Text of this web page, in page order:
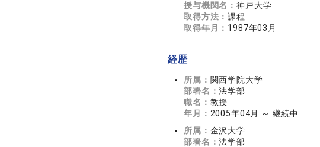
授与機関名：神戸大学
取得方法：課程
取得年月： 1987年03月
経歴
所属： 関西学院大学
部署名：法学部
職名： 教授
年月： 2005年04月 ～ 継続中
所属： 金沢大学
部署名：法学部